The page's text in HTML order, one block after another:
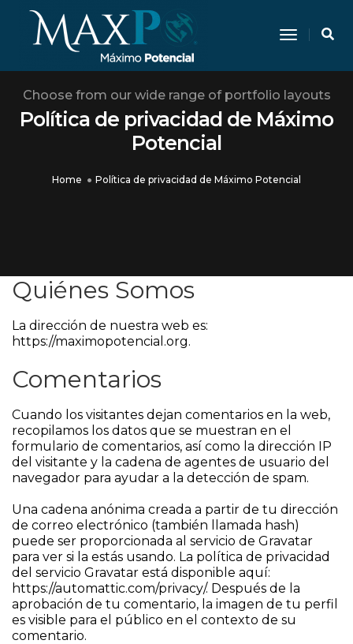
Toggle
Choose from our wide range of portfolio layouts
Política de privacidad de Máximo
Potencial
Home Política de privacidad de Máximo Potencial
Quiénes Somos
La dirección de nuestra web es:
https://maximopotencial.org.
Comentarios
Cuando los visitantes dejan comentarios en la web,
recopilamos los datos que se muestran en el
formulario de comentarios, así como la dirección IP
del visitante y la cadena de agentes de usuario del
navegador para ayudar a la detección de spam.
Una cadena anónima creada a partir de tu dirección
de correo electrónico (también llamada hash)
puede ser proporcionada al servicio de Gravatar
para ver si la estás usando. La política de privacidad
del servicio Gravatar está disponible aquí:
https://automattic.com/privacy/. Después de la
aprobación de tu comentario, la imagen de tu perfil
es visible para el público en el contexto de su
comentario.